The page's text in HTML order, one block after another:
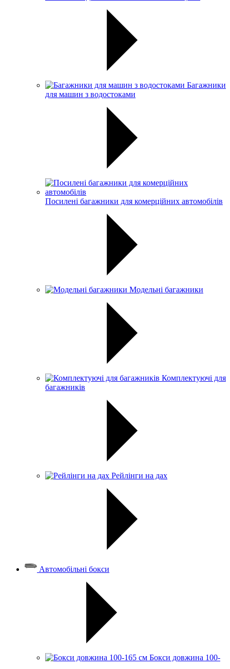
Багажники
для машин з водостоками
Посилені багажники для комерційних автомобілів
Модельні багажники
Комплектуючі для
багажників
Рейлінги на дах
Автомобільні бокси
Бокси довжина 100-